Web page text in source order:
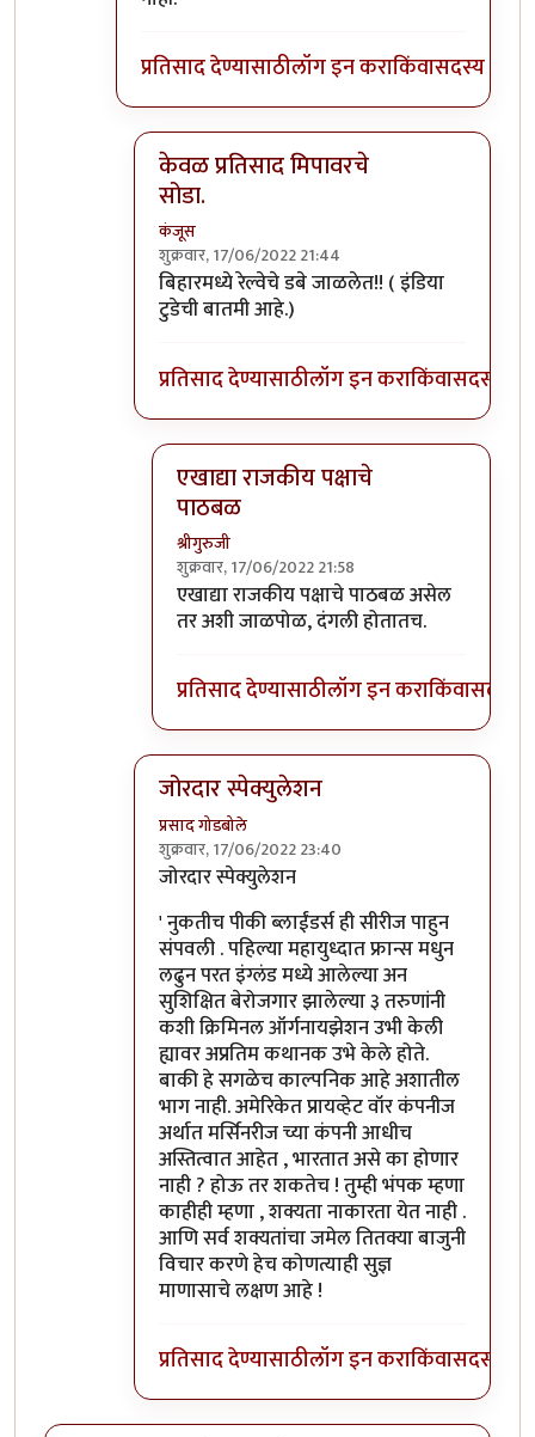
प्रतिसाद देण्यासाठीलॉग इन कराकिंवासदस्य व्हा
केवळ प्रतिसाद मिपावरचे
सोडा.
कंजूस
शुक्रवार, 17/06/2022 21:44
In reply toबापरे, अजून योजना सुरू सुद्धा
बिहारमध्ये रेल्वेचे डबे जाळलेत!! ( इंडिया
टुडेची बातमी आहे.)
प्रतिसाद देण्यासाठीलॉग इन कराकिंवासदस्य व्हा
एखाद्या राजकीय पक्षाचे
पाठबळ
श्रीगुरुजी
शुक्रवार, 17/06/2022 21:58
In reply toकेवळ प्रतिसाद मिपावरचे सोडा.
एखाद्या राजकीय पक्षाचे पाठबळ असेल
तर अशी जाळपोळ, दंगली होतातच.
प्रतिसाद देण्यासाठीलॉग इन कराकिंवासदस्य
जोरदार स्पेक्युलेशन
प्रसाद गोडबोले
शुक्रवार, 17/06/2022 23:40
In reply toबापरे, अजून योजना सुरू सुद्धा
जोरदार स्पेक्युलेशन
' नुकतीच पीकी ब्लाईंडर्स ही सीरीज पाहुन
संपवली . पहिल्या महायुध्दात फ्रान्स मधुन
लढुन परत इंग्लंड मध्ये आलेल्या अन
सुशिक्षित बेरोजगार झालेल्या ३ तरुणांनी
कशी क्रिमिनल ऑर्गनायझेशन उभी केली
ह्यावर अप्रतिम कथानक उभे केले होते.
बाकी हे सगळेच काल्पनिक आहे अशातील
भाग नाही. अमेरिकेत प्रायव्हेट वॉर कंपनीज
अर्थात मर्सिनरीज च्या कंपनी आधीच
अस्तित्वात आहेत , भारतात असे का होणार
नाही ? होऊ तर शकतेच ! तुम्ही भंपक म्हणा
काहीही म्हणा , शक्यता नाकारता येत नाही .
आणि सर्व शक्यतांचा जमेल तितक्या बाजुनी
विचार करणे हेच कोणत्याही सुज्ञ
माणासाचे लक्षण आहे !
प्रतिसाद देण्यासाठीलॉग इन कराकिंवासदस्य व्हा